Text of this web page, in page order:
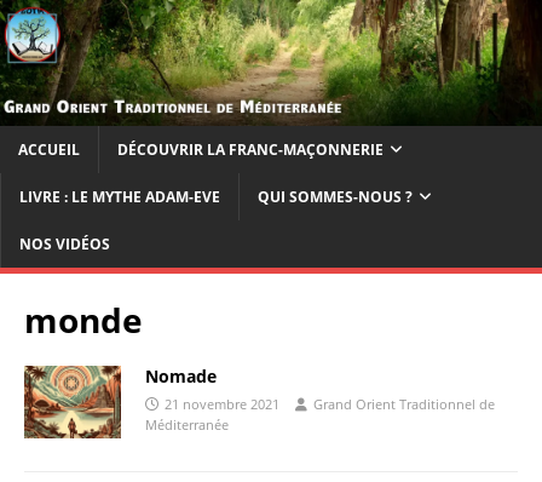
ACCUEIL DÉCOUVRIR LA FRANC-MAÇONNERIE
LIVRE : LE MYTHE ADAM-EVE QUI SOMMES-NOUS ?
NOS VIDÉOS
monde
Nomade
21 novembre 2021
Grand Orient Traditionnel de
Méditerranée